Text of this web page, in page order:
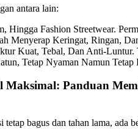
antara lain:
Fashion Streetwear.
Menyerap Keringat, Ringan,
Kuat, Tebal, Dan Anti-
Tetap Nyaman Namun
Panduan
bagus dan tahan lama, ada